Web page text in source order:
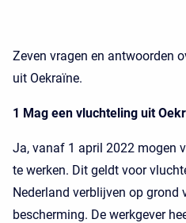
Zeven vragen en antwoorden
uit Oekraïne.
1 Mag een vluchteling uit
Ja, vanaf 1 april 2022 mogen
te werken. Dit geldt voor
Nederland verblijven op grond
bescherming. De werkgever